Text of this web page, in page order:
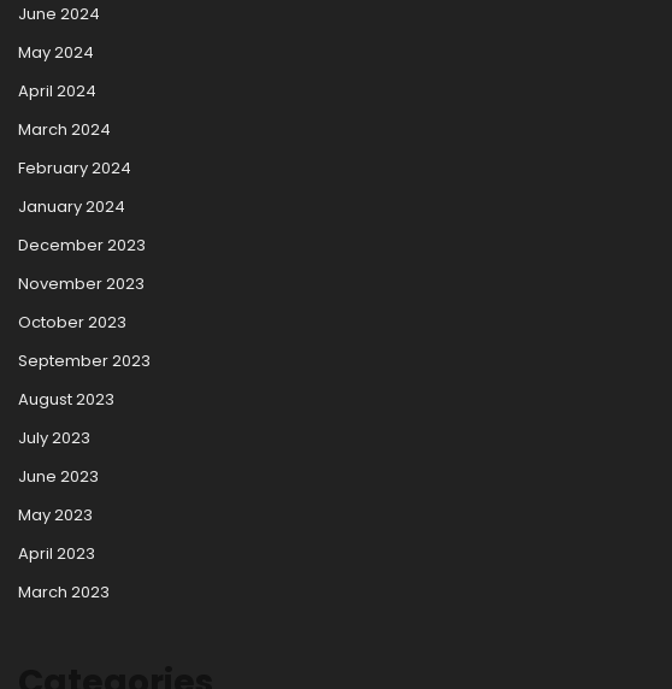
June 2024
May 2024
April 2024
March 2024
February 2024
January 2024
December 2023
November 2023
October 2023
September 2023
August 2023
July 2023
June 2023
May 2023
April 2023
March 2023